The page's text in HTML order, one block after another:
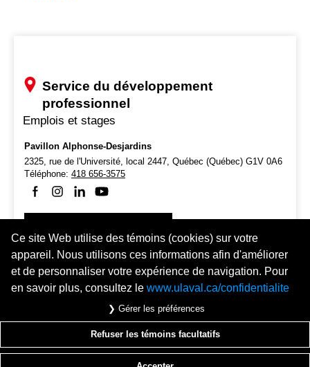
Service du développement
professionnel
Emplois et stages
Pavillon Alphonse-Desjardins
2325, rue de l'Université, local 2447, Québec (Québec) G1V 0A6
Téléphone: 418 656-3575
Suivez-nous sur Facebook
Suivez-nous sur Instagram
Suivez-nous sur LinkedIn
Suivez-nous sur Youtube
© 2026 Université Laval
Tous droits réservés
Fraude en ligne
Politique de confidentialité
Ce site Web utilise des témoins (cookies) sur votre
appareil. Nous utilisons ces informations afin d'améliorer
et de personnaliser votre expérience de navigation. Pour
en savoir plus, consultez le www.ulaval.ca/confidentialite
❯ Gérer les préférences
Refuser les témoins facultatifs